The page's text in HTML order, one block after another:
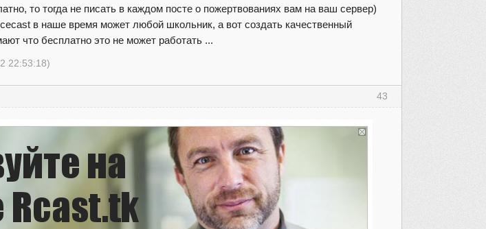
то тогда не писать в каждом посте о пожертвованиях вам на ваш сервер)
в наше время может любой школьник, а вот создать качественный
что бесплатно это не может работать ...
22:53:18)
43